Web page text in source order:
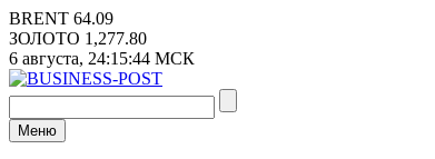
Перейти
к
содержимому
BRENT 64.09
ЗОЛОТО 1,277.80
6 августа, 24:15:44 МСК
Меню